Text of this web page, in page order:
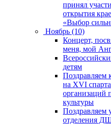
принял
открытия
«Выбор
Ноябрь (10)
Концерт,
меня, мой
детям
на XVI
организаций
культуры
Поздравляем
отделения